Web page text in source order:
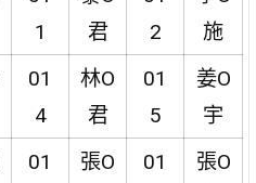
1
君
2
施
01
4
林O
君
01
5
姜O
宇
01
張O
01
張O